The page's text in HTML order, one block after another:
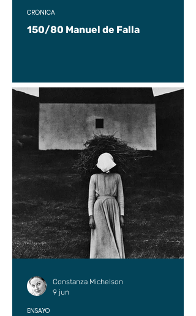
150/80 Manuel de Falla
CRÓNICA
ENSAYO
Constanza Michelson
9 jun